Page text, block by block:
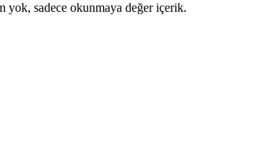
yok, sadece okunmaya değer içerik.